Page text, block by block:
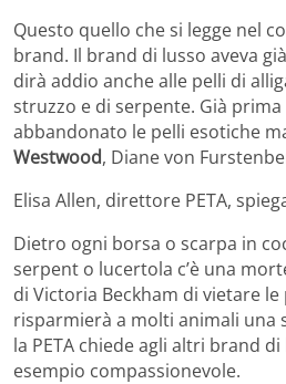
Questo quello che si legge nel
brand. Il brand di lusso aveva
dirà addio anche alle pelli di
struzzo e di serpente. Già prima
abbandonato le pelli esotiche
Westwood, Diane von
Elisa Allen, direttore PETA,
Dietro ogni borsa o scarpa in
serpent o lucertola c’è una
di Victoria Beckham di vietare
risparmierà a molti animali una
la PETA chiede agli altri brand
esempio compassionevole.